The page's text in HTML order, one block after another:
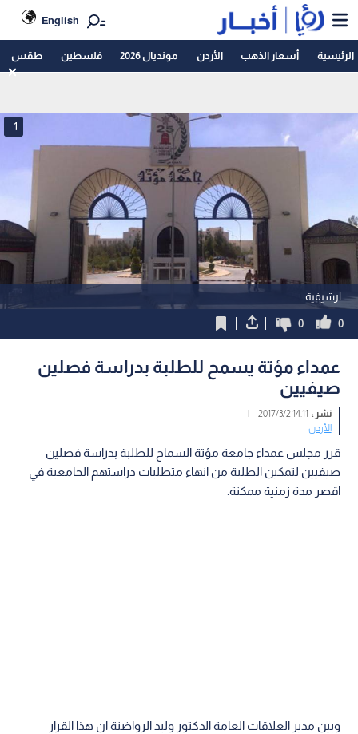
English
الرئيسية أسعار الذهب الأردن مونديال 2026 فلسطين طقس
ارشيفية
1
0
0
عمداء مؤتة يسمح للطلبة بدراسة فصلين
صيفيين
نشر : 14:11 2017/3/2
|
الأردن
قرر مجلس عمداء جامعة مؤتة السماح للطلبة بدراسة فصلين
صيفيين لتمكين الطلبة من انهاء متطلبات دراستهم الجامعية في
اقصر مدة زمنية ممكنة.
وبين مدير العلاقات العامة الدكتور وليد الرواضنة ان هذا القرار